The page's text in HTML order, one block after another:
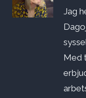
Jag
Med